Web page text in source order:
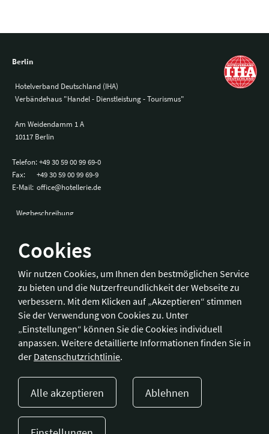
Cookies
Wir nutzen Cookies, um Ihnen den bestmöglichen Service
zu bieten und die Nutzerfreundlichkeit der Webseite zu
verbessern. Mit dem Klicken auf „Akzeptieren“ stimmen
Sie der Verwendung von Cookies zu. Unter
„Einstellungen“ können Sie die Cookies individuell
anpassen. Weitere detaillierte Informationen finden Sie in
der Datenschutzrichtlinie.
Alle akzeptieren Ablehnen
Berlin
Hotelverband Deutschland (IHA)
Verbändehaus "Handel - Dienstleistung - Tourismus"
Am Weidendamm 1 A
10117 Berlin
Telefon:+49 30 59 00 99 69-0
Fax:
+49 30 59 00 99 69-9
E-Mail: office@hotellerie.de
Wegbeschreibung
Hotelverband Deutschland (IHA) / IHA-Service GmbH
Kronprinzenstraße 37
53173 Bonn
Telefon:
Fax:
+49 228 92 39 29-9
E-Mail:bonn@hotellerie.de
Wegbeschreibung
Presse Kontakt